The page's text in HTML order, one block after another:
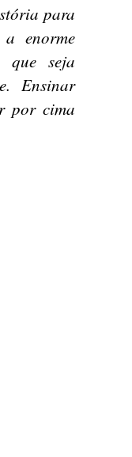
para
enorme
que seja
Ensinar
por cima